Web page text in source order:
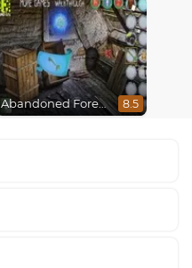
Abandoned Forest House 8.5